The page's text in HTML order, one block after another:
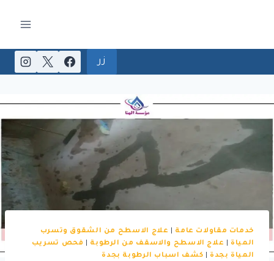
زر
خدمات مقاولات عامة
علاج الاسطح من الشقوق وتسرب
المياة
علاج الاسطح والاسقف من الرطوبة
فحص تسريب
المياة بجدة
كشف اسباب الرطوبة بجدة